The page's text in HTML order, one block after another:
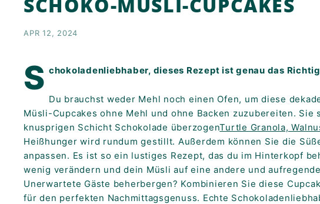
E
R
R
E
A
K
F
A
S
T!
APR 12, 2024
S chokoladenliebhaber, dieses Rezept ist genau das
Du brauchst weder Mehl noch einen Ofen, um diese
Müsli-Cupcakes ohne Mehl und ohne Backen zuzubereiten.
knusprigen Schicht Schokolade überzogenTurtle Granola,
Heißhunger wird rundum gestillt. Außerdem können Sie die
anpassen. Es ist so ein lustiges Rezept, das du im Hinterkopf
wenig verändern und dein Müsli auf eine andere und
Unerwartete Gäste beherbergen? Kombinieren Sie diese
für den perfekten Nachmittagsgenuss. Echte